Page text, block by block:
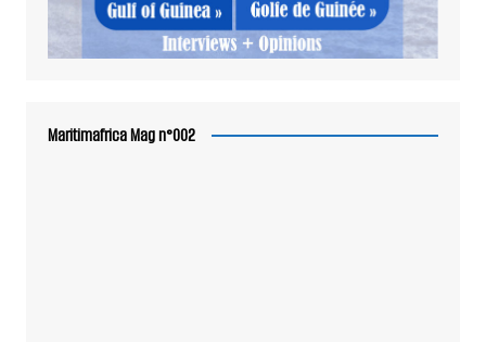
Maritimafrica Mag n°002